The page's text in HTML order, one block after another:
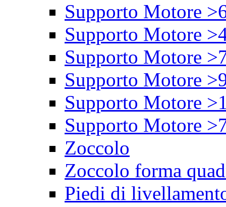
Supporto Motore
Supporto Motore
Supporto Motore
Supporto Motore
Supporto Motore
Supporto Motore
Zoccolo
Zoccolo forma
Piedi di